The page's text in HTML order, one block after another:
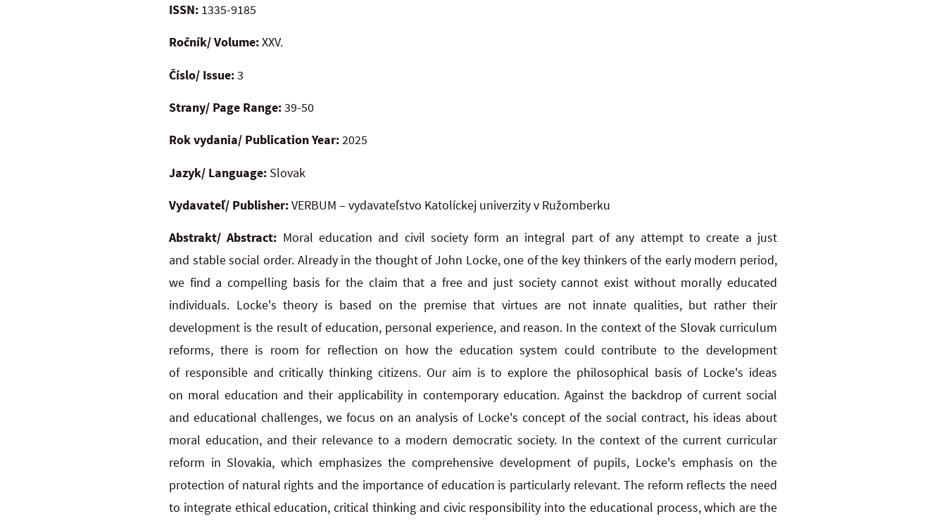
ISSN: 1335-9185
Ročník/ Volume:XXV.
Číslo/ Issue:3
Strany/ Page Range:39-50
Rok vydania/ Publication Year:2025
Jazyk/ Language: Slovak
Vydavateľ/ Publisher:VERBUM – vydavateľstvo Katolíckej univerzity v Ružomberku
Abstrakt/ Abstract: Moral education and civil society form an integral part of any attempt to create a just
and stable social order. Already in the thought of John Locke, one of the key thinkers of the early modern period,
we find a compelling basis for the claim that a free and just society cannot exist without morally educated
individuals. Locke's theory is based on the premise that virtues are not innate qualities, but rather their
development is the result of education, personal experience, and reason. In the context of the Slovak curriculum
reforms, there is room for reflection on how the education system could contribute to the development
of responsible and critically thinking citizens. Our aim is to explore the philosophical basis of Locke's ideas
on moral education and their applicability in contemporary education. Against the backdrop of current social
and educational challenges, we focus on an analysis of Locke's concept of the social contract, his ideas about
moral education, and their relevance to a modern democratic society. In the context of the current curricular
reform in Slovakia, which emphasizes the comprehensive development of pupils, Locke's emphasis on the
protection of natural rights and the importance of education is particularly relevant. The reform reflects the need
to integrate ethical education, critical thinking and civic responsibility into the educational process, which are the